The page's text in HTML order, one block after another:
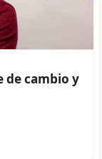
de cambio y